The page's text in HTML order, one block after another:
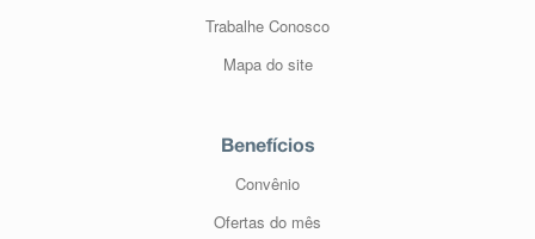
Trabalhe Conosco
Mapa do site
Benefícios
Convênio
Ofertas do mês